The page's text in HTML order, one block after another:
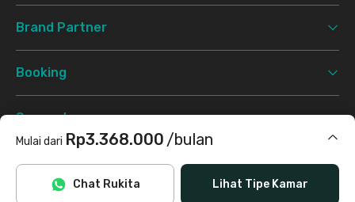
Mulai dari Rp3.368.000 /bulan
Termasuk internet/wifi, air, laundry, cleaning
Lihat Tipe Kamar
Chat Rukita
Brand Partner
Booking
Support
Syarat & Ketentuan Kebijakan Privasi
InstagramTwitter TikTok